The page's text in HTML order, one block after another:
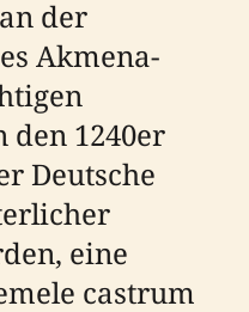
der
Akmena-
den 1240er
Deutsche
eine
castrum